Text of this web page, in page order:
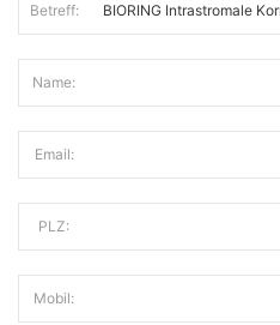
Betreff:
Name:
Email:
PLZ:
Mobil: